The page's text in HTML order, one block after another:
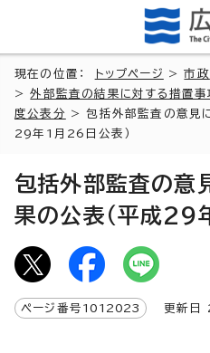
現在の位置： トップページ >市政
>外部監査の結果に対する措置事
度公表分 > 包括外部監査の意見
29年1月26日公表）
包括外部監査の意
果の公表（平成29
ページ番号 1012023 更新日